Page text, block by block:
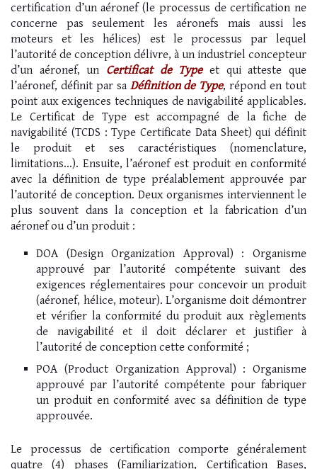
certification d’un aéronef (le processus de certification ne
concerne pas seulement les aéronefs mais aussi les
moteurs et les hélices) est le processus par lequel
l’autorité de conception délivre, à un industriel concepteur
d’un aéronef, un Certificat de Typeet qui atteste que
l’aéronef, définit par sa Définition de Type, répond en tout
point aux exigences techniques de navigabilité applicables.
Le Certificat de Type est accompagné de la fiche de
navigabilité (TCDS : Type Certificate Data Sheet) qui définit
le produit et ses caractéristiques (nomenclature,
limitations…). Ensuite, l’aéronef est produit en conformité
avec la définition de type préalablement approuvée par
l’autorité de conception. Deux organismes interviennent le
plus souvent dans la conception et la fabrication d’un
aéronef ou d’un produit :
DOA (Design Organization Approval) : Organisme
approuvé par l’autorité compétente suivant des
exigences réglementaires pour concevoir un produit
(aéronef, hélice, moteur). L’organisme doit démontrer
et vérifier la conformité du produit aux règlements
de navigabilité et il doit déclarer et justifier à
l’autorité de conception cette conformité ;
POA (Product Organization Approval) : Organisme
approuvé par l’autorité compétente pour fabriquer
un produit en conformité avec sa définition de type
approuvée.
Le processus de certification comporte généralement
quatre (4) phases (Familiarization, Certification Bases,